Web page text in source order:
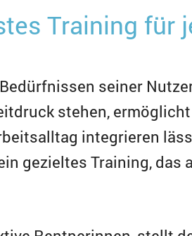
Training für
seiner
stehen,
integrieren
gezieltes Training,